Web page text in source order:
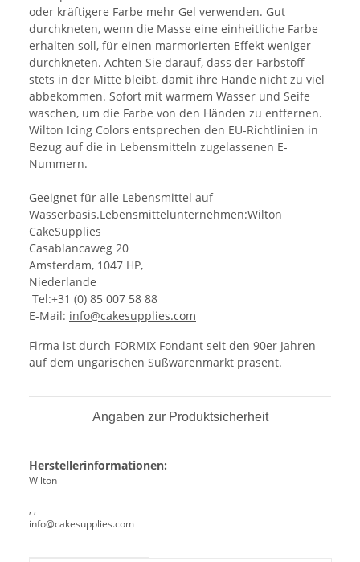
oder kräftigere Farbe mehr Gel verwenden. Gut
durchkneten, wenn die Masse eine einheitliche Farbe
erhalten soll, für einen marmorierten Effekt weniger
durchkneten. Achten Sie darauf, dass der Farbstoff
stets in der Mitte bleibt, damit ihre Hände nicht zu viel
abbekommen. Sofort mit warmem Wasser und Seife
waschen, um die Farbe von den Händen zu entfernen.
Wilton Icing Colors entsprechen den EU-Richtlinien in
Bezug auf die in Lebensmitteln zugelassenen E-
Nummern.
Geeignet für alle Lebensmittel auf
Wasserbasis.Lebensmittelunternehmen:Wilton
CakeSupplies
Casablancaweg 20
Amsterdam, 1047 HP,
Niederlande
Tel:+31 (0) 85 007 58 88
E-Mail: info@cakesupplies.com
Firma ist durch FORMIX Fondant seit den 90er Jahren
auf dem ungarischen Süßwarenmarkt präsent.
Angaben zur Produktsicherheit
Herstellerinformationen:
Wilton
, ,
info@cakesupplies.com